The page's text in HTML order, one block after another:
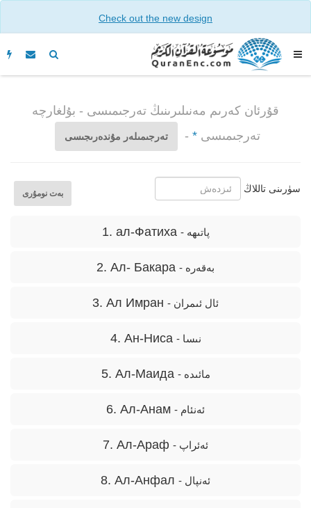
Check out the new design
قۇرئان كەرىم مەنىلىرىنىڭ تەرجىمىسى - بۇلغارچە
تەرجىمىسى *
- تەرجىمىلەر مۇندەرىجىسى
سۈرىنى تاللاڭ بەت نومۇرى
1. ал-Фатиха - پاتىھە
2. Ал- Бакара - بەقەرە
3. Ал Имран - ئال ئىمران
4. Ан-Ниса - نىسا
5. Ал-Маида - مائىدە
6. Ал-Aнам - ئەنئام
7. Ал-Aраф - ئەئراپ
8. Ал-Aнфал - ئەنپال